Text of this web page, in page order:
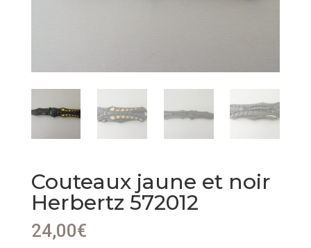
Couteaux jaune et noir
Herbertz 572012
24,00€